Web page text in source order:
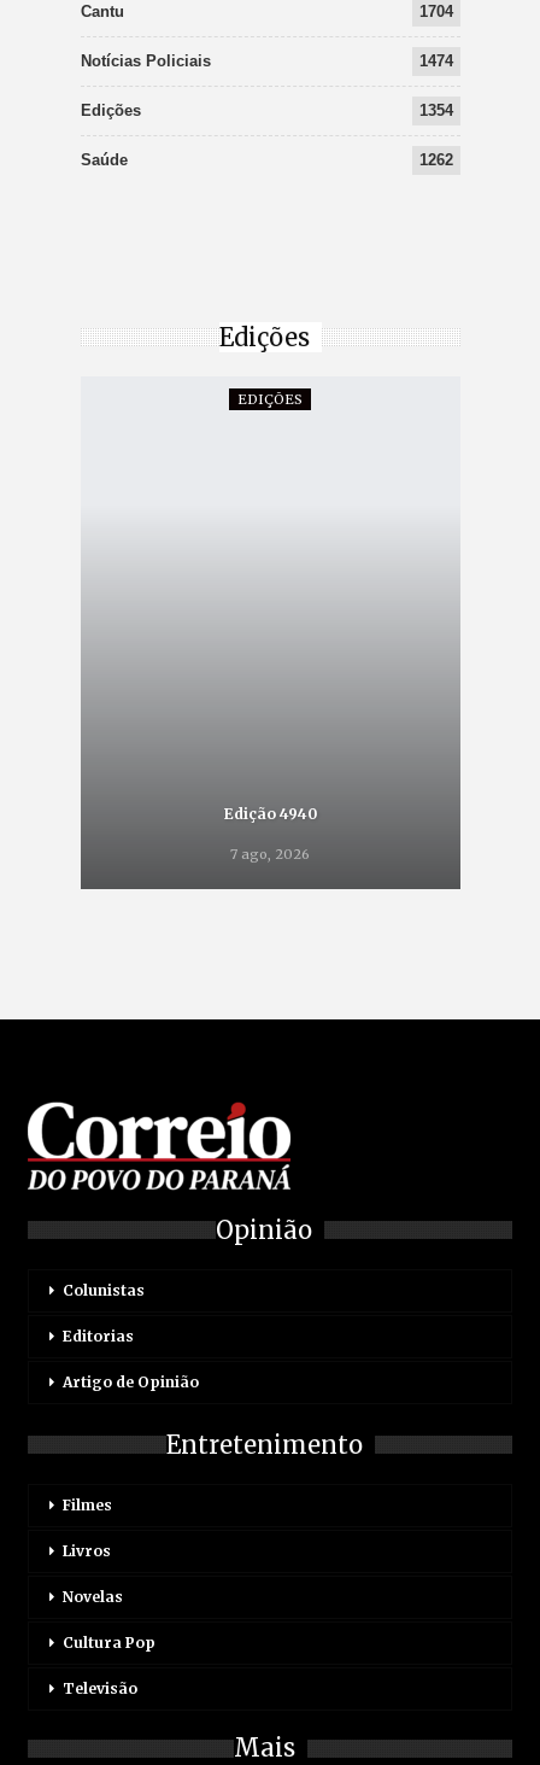
Cantu 1704
Notícias Policiais 1474
Edições 1354
Saúde 1262
Edições
EDIÇÕES
Edição 4940
7 ago, 2026
Opinião
Colunistas
Editorias
Artigo de Opinião
Entretenimento
Filmes
Livros
Novelas
Cultura Pop
Televisão
Mais